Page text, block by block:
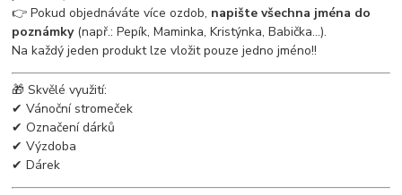
👉 Pokud objednáváte více ozdob, napište všechna jména do
poznámky(např.: Pepík, Maminka, Kristýnka, Babička...).
Na každý jeden produkt lze vložit pouze jedno jméno!!
🎁 Skvělé využití:
✔ Vánoční stromeček
✔ Označení dárků
✔ Výzdoba
✔ Dárek